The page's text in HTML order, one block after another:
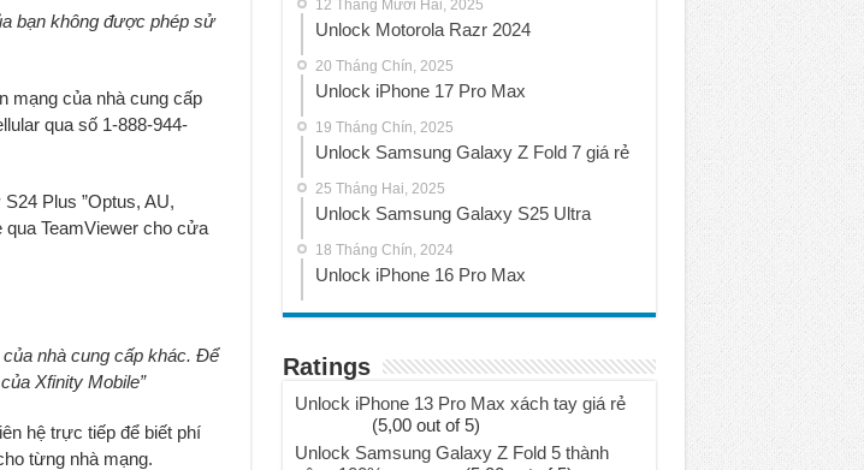
bạn không được phép sử
mạng của nhà cung cấp
qua số 1-888-944-
Plus ”Optus, AU,
qua TeamViewer cho cửa
nhà cung cấp khác. Để
Xfinity Mobile”
hệ trực tiếp để biết phí
từng nhà mạng.
12 Tháng Mười Hai, 2025
Unlock Motorola Razr 2024
20 Tháng Chín, 2025
Unlock iPhone 17 Pro Max
19 Tháng Chín, 2025
Unlock Samsung Galaxy Z Fold 7 giá rẻ
25 Tháng Hai, 2025
Unlock Samsung Galaxy S25 Ultra
18 Tháng Chín, 2024
Unlock iPhone 16 Pro Max
Ratings
Unlock iPhone 13 Pro Max xách tay giá rẻ
(5,00 out of 5)
Unlock Samsung Galaxy Z Fold 5 thành